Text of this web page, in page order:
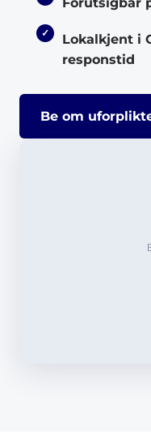
Lokalkjent i
responstid
Be om